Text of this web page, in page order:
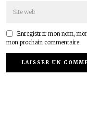
Enregistrer mon nom,
mon prochain commentaire.